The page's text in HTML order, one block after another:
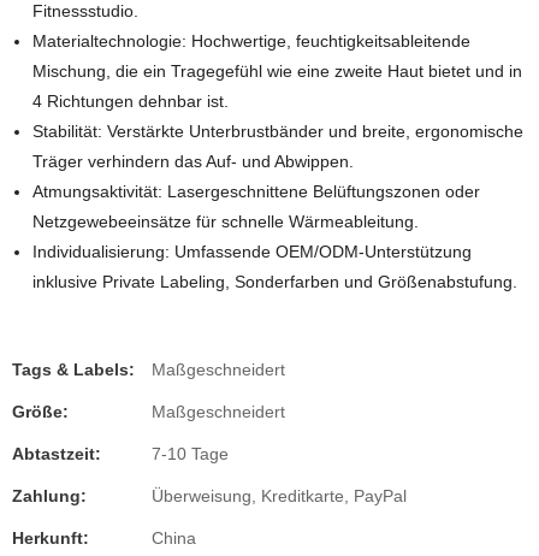
Fitnessstudio.
Materialtechnologie: Hochwertige, feuchtigkeitsableitende
Mischung, die ein Tragegefühl wie eine zweite Haut bietet und in
4 Richtungen dehnbar ist.
Stabilität: Verstärkte Unterbrustbänder und breite, ergonomische
Träger verhindern das Auf- und Abwippen.
Atmungsaktivität: Lasergeschnittene Belüftungszonen oder
Netzgewebeeinsätze für schnelle Wärmeableitung.
Individualisierung: Umfassende OEM/ODM-Unterstützung
inklusive Private Labeling, Sonderfarben und Größenabstufung.
Tags & Labels: Maßgeschneidert
Größe: Maßgeschneidert
Abtastzeit: 7-10 Tage
Zahlung: Überweisung, Kreditkarte, PayPal
Herkunft: China